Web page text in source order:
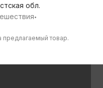
обл.
•
предлагаемый товар.